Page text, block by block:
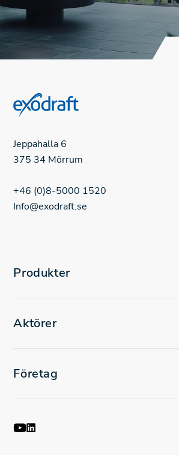
Jeppahalla 6
375 34 Mörrum
+46 (0)8-5000 1520
Info@exodraft.se
Produkter
Aktörer
Företag